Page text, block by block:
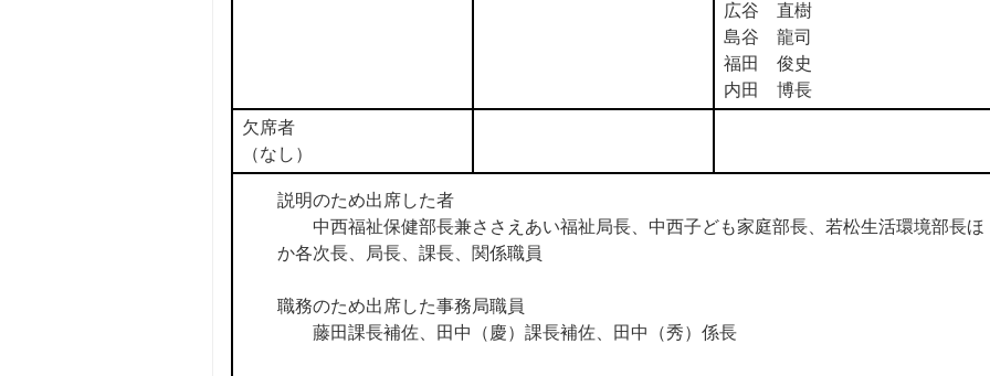
広谷 直樹
島谷 龍司
福田 俊史
内田 博長
欠席者
（なし）
説明のため出席した者
中西福祉保健部長兼ささえあい福祉局長、中西子ども家庭部長、若松生活環境部長ほ
か各次長、局長、課長、関係職員
職務のため出席した事務局職員
藤田課長補佐、田中（慶）課長補佐、田中（秀）係長